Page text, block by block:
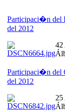
Participaci�n del
del 2012
42
Participaci�n del
del 2012